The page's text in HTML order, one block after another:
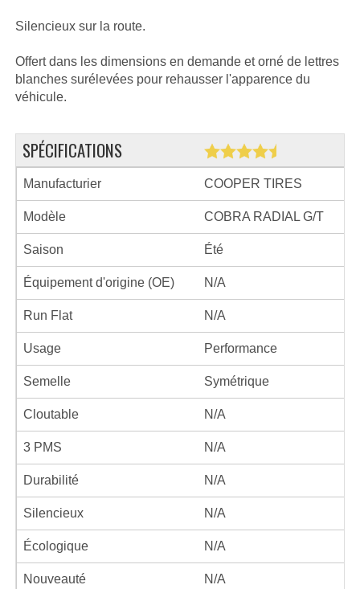
Silencieux sur la route.
Offert dans les dimensions en demande et orné de lettres
blanches surélevées pour rehausser l'apparence du
véhicule.
SPÉCIFICATIONS
Manufacturier COOPER TIRES
Modèle COBRA RADIAL G/T
Saison Été
Équipement d'origine (OE) N/A
Run Flat N/A
Usage Performance
Semelle Symétrique
Cloutable N/A
3 PMS N/A
Durabilité N/A
Silencieux N/A
Écologique N/A
Nouveauté N/A